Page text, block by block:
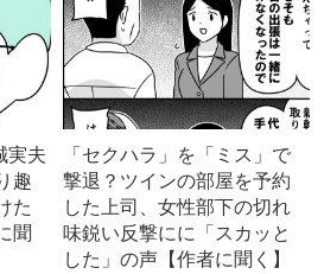
実夫
趣
た
聞
「セクハラ」を「ミス」で
撃退？ツインの部屋を予約
した上司、女性部下の切れ
味鋭い反撃にに「スカッと
した」の声【作者に聞く】